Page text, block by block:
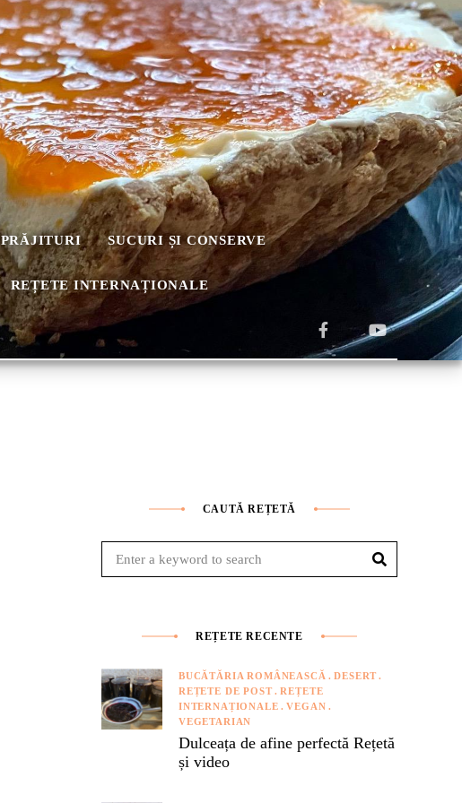
PRĂJITURI SUCURI ȘI CONSERVE
REȚETE INTERNAȚIONALE
CAUTĂ REȚETĂ
REȚETE RECENTE
BUCĂTĂRIA ROMÂNEASCĂ
DESERT
REȚETE DE POST
REȚETE
INTERNAȚIONALE
VEGAN
VEGETARIAN
Dulceața de afine perfectă Rețetă
și video